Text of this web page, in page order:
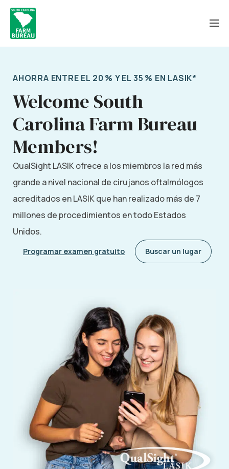
Saltar
contenido
AHORRA ENTRE EL 20 % Y EL 35 % EN LASIK*
Welcome South
Carolina Farm Bureau
Members!
QualSight LASIK ofrece a los miembros la red más
grande a nivel nacional de cirujanos oftalmólogos
acreditados en LASIK que han realizado más de 7
millones de procedimientos en todo Estados
Unidos.
Programar examen gratuito Buscar un lugar